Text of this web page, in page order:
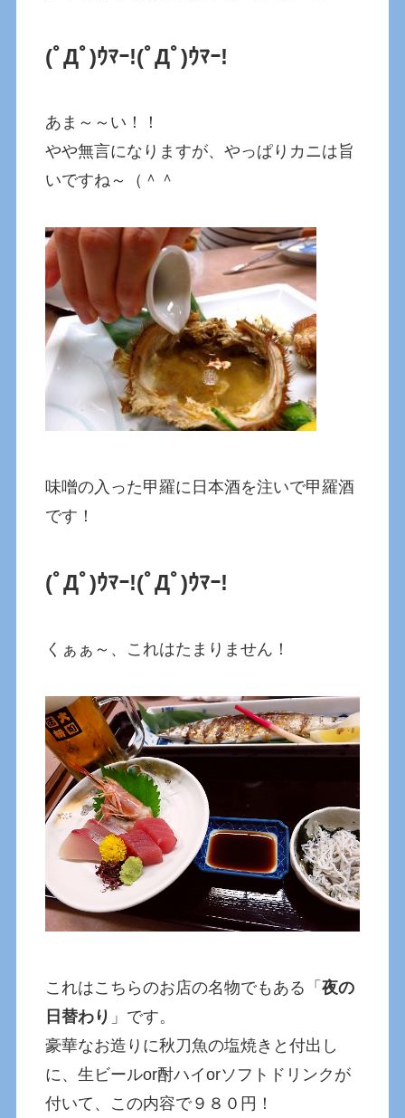
(ﾟДﾟ)ｳﾏｰ!(ﾟДﾟ)ｳﾏｰ!
あま～～い！！
やや無言になりますが、やっぱりカニは旨
いですね～（＾＾
味噌の入った甲羅に日本酒を注いで甲羅酒
です！
(ﾟДﾟ)ｳﾏｰ!(ﾟДﾟ)ｳﾏｰ!
くぁぁ～、これはたまりません！
これはこちらのお店の名物でもある「夜の
日替わり 」です。
豪華なお造りに秋刀魚の塩焼きと付出し
に、生ビールor酎ハイorソフトドリンクが
付いて、この内容で９８０円！